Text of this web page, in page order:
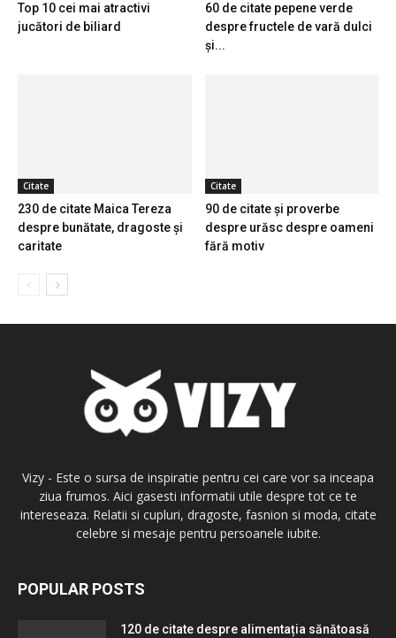
Top 10 cei mai atractivi
jucători de biliard
60 de citate pepene verde
despre fructele de vară dulci
și...
Citate
230 de citate Maica Tereza
despre bunătate, dragoste și
caritate
Citate
90 de citate și proverbe
despre urăsc despre oameni
fără motiv
Vizy - Este o sursa de inspiratie pentru cei care vor sa inceapa
ziua frumos. Aici gasesti informatii utile despre tot ce te
intereseaza. Relatii si cupluri, dragoste, fasnion si moda, citate
celebre si mesaje pentru persoanele iubite.
POPULAR POSTS
120 de citate despre alimentația sănătoasă